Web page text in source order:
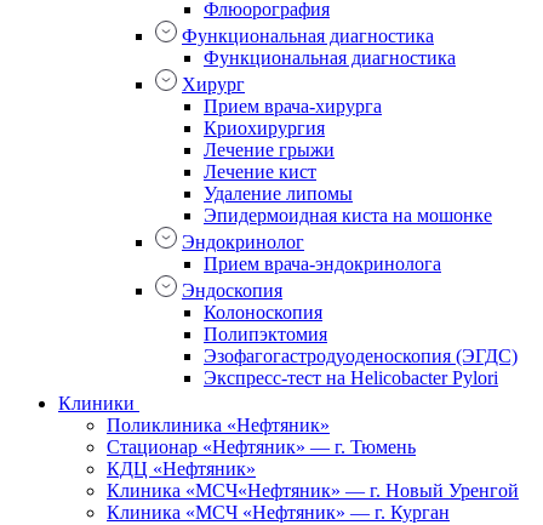
Флюорография
Функциональная диагностика
Функциональная диагностика
Хирург
Прием врача-хирурга
Криохирургия
Лечение грыжи
Лечение кист
Удаление липомы
Эпидермоидная киста на мошонке
Эндокринолог
Прием врача-эндокринолога
Эндоскопия
Колоноскопия
Полипэктомия
Эзофагогастродуоденоскопия (ЭГДС)
Экспресс-тест на Helicobacter Pylori
Клиники
Поликлиника «Нефтяник»
Стационар «Нефтяник» — г. Тюмень
КДЦ «Нефтяник»
Клиника «МСЧ«Нефтяник» — г. Новый Уренгой
Клиника «МСЧ «Нефтяник» — г. Курган